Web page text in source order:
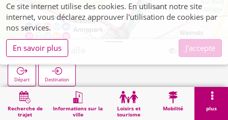
Recherche de
trajet
Informations sur la
ville
Loisirs et
tourisme
Mobilité plus
Schlosserstraße
Départ Destination
Démarrage Schlosserstraße
Ce site internet utilise des cookies. En utilisant notre site
internet, vous déclarez approuver l'utilisation de cookies par
nos services.
En savoir plus
J'accepte